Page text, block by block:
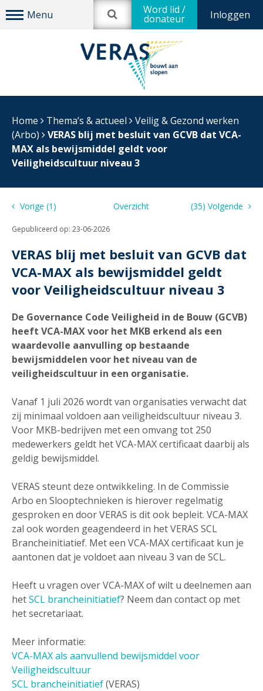
Inloggen
Word lid /
donateur
Home Thema’s & actueel
Veilig & Gezond werken
(Arbo)
VERAS blij met besluit van GCVB dat VCA-
MAX als bewijsmiddel geldt voor
Veiligheidscultuur niveau 3
Vorige (1) Overzicht (35) Volgende
Gepubliceerd op: 23-06-2026
VERAS blij met besluit van GCVB dat
VCA-MAX als bewijsmiddel geldt
voor Veiligheidscultuur niveau 3
De Governance Code Veiligheid in de Bouw (GCVB)
heeft VCA-MAX voor het MKB erkend als een
waardevolle aanvulling op bestaande
bewijsmiddelen voor het niveau van de
veiligheidscultuur in een organisatie.
Vanaf 1 juli 2026 wordt van organisaties verwacht dat
zij minimaal voldoen aan veiligheidscultuur niveau 3.
Voor MKB-bedrijven met een omvang tot 250
medewerkers geldt het VCA-MAX certificaat daarbij als
geldig bewijsmiddel.
VERAS steunt deze ontwikkeling. In de Commissie
Arbo en Slooptechnieken is hierover regelmatig
gesproken en door VERAS is dit ook bepleit. VCA-MAX
zal ook worden geagendeerd in het VERAS SCL
Brancheinitiatief. Met een VCA-MAX certificaat kun je
aantonen dat je voldoet aan niveau 3 van de SCL.
Heeft u vragen over VCA-MAX of wilt u deelnemen aan
hetSCL brancheinitiatief? Neem dan contact op met
het secretariaat.
Meer informatie:
VCA-MAX als aanvullend bewijsmiddel voor
Veiligheidscultuur
SCL brancheinitiatief(VERAS)